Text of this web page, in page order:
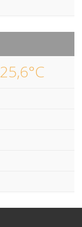
25,6°C